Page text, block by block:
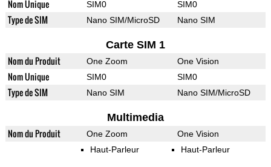
Nom Unique SIM0 SIM0
Type de SIM Nano SIM/MicroSD Nano SIM
Carte SIM 1
Nom du Produit One Zoom One Vision
Nom Unique SIM0 SIM0
Type de SIM Nano SIM Nano SIM/MicroSD
Multimedia
Nom du Produit One Zoom One Vision
Haut-Parleur Haut-Parleur